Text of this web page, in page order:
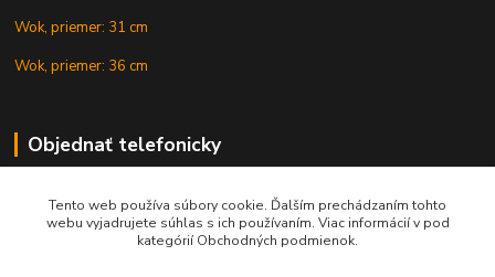
Wok, priemer: 31 cm
Wok, priemer: 36 cm
Objednať telefonicky
+421 902 212 007
Tento web používa súbory cookie. Ďalším prechádzaním tohto
webu vyjadrujete súhlas s ich používaním. Viac informácií v pod
kategórií Obchodných podmienok.